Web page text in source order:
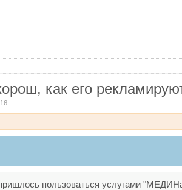
как его
пользоваться услугами